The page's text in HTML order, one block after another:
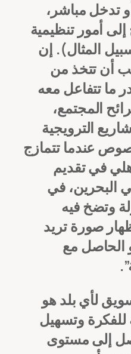
تدخل مباشر،
أمور تنظيمية
المثال). إن
أن تتخذ من
ما تتفاعل معه
المجتمع،
الترويجية
عندما تتمازج
في تقديم
البحرين، في
وتضخ فيه
صورة تريد
الحاصل مع
لأي بلد هو
للفكرة وتسهيل
إلى مستوى